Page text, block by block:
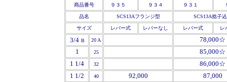
商品番号
９３５ ９３４ ９３１
品名 SCS13Aフランジ型 SCS13A捻子
サイズ レバー式 レバーなし レバー式 レ
3/4 B 20 A
78,000☆
1
25
85,000☆
1 1/4 32
86,000☆
1 1/2
40 92,000
87,000